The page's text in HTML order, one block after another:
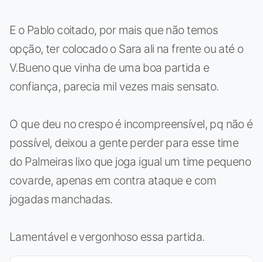
E o Pablo coitado, por mais que não temos
opção, ter colocado o Sara ali na frente ou até o
V.Bueno que vinha de uma boa partida e
confiança, parecia mil vezes mais sensato.
O que deu no crespo é incompreensível, pq não é
possível, deixou a gente perder para esse time
do Palmeiras lixo que joga igual um time pequeno
covarde, apenas em contra ataque e com
jogadas manchadas.
Lamentável e vergonhoso essa partida.